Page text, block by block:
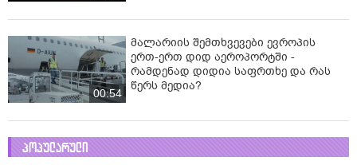
00:54
მალარიის შემთხვევები ევროპის
ერთ-ერთ დიდ აეროპორტში -
რამდენად დიდია საფრთხე და რას
წერს მედია?
პოპულარული